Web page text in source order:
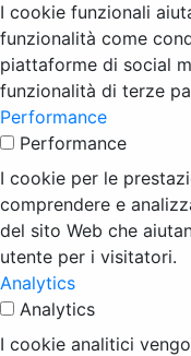
I cookie funzionali
funzionalità come
piattaforme di social
funzionalità di terze
Performance
Performance
I cookie per le
comprendere e
del sito Web che
utente per i visitatori.
Analytics
Analytics
I cookie analitici